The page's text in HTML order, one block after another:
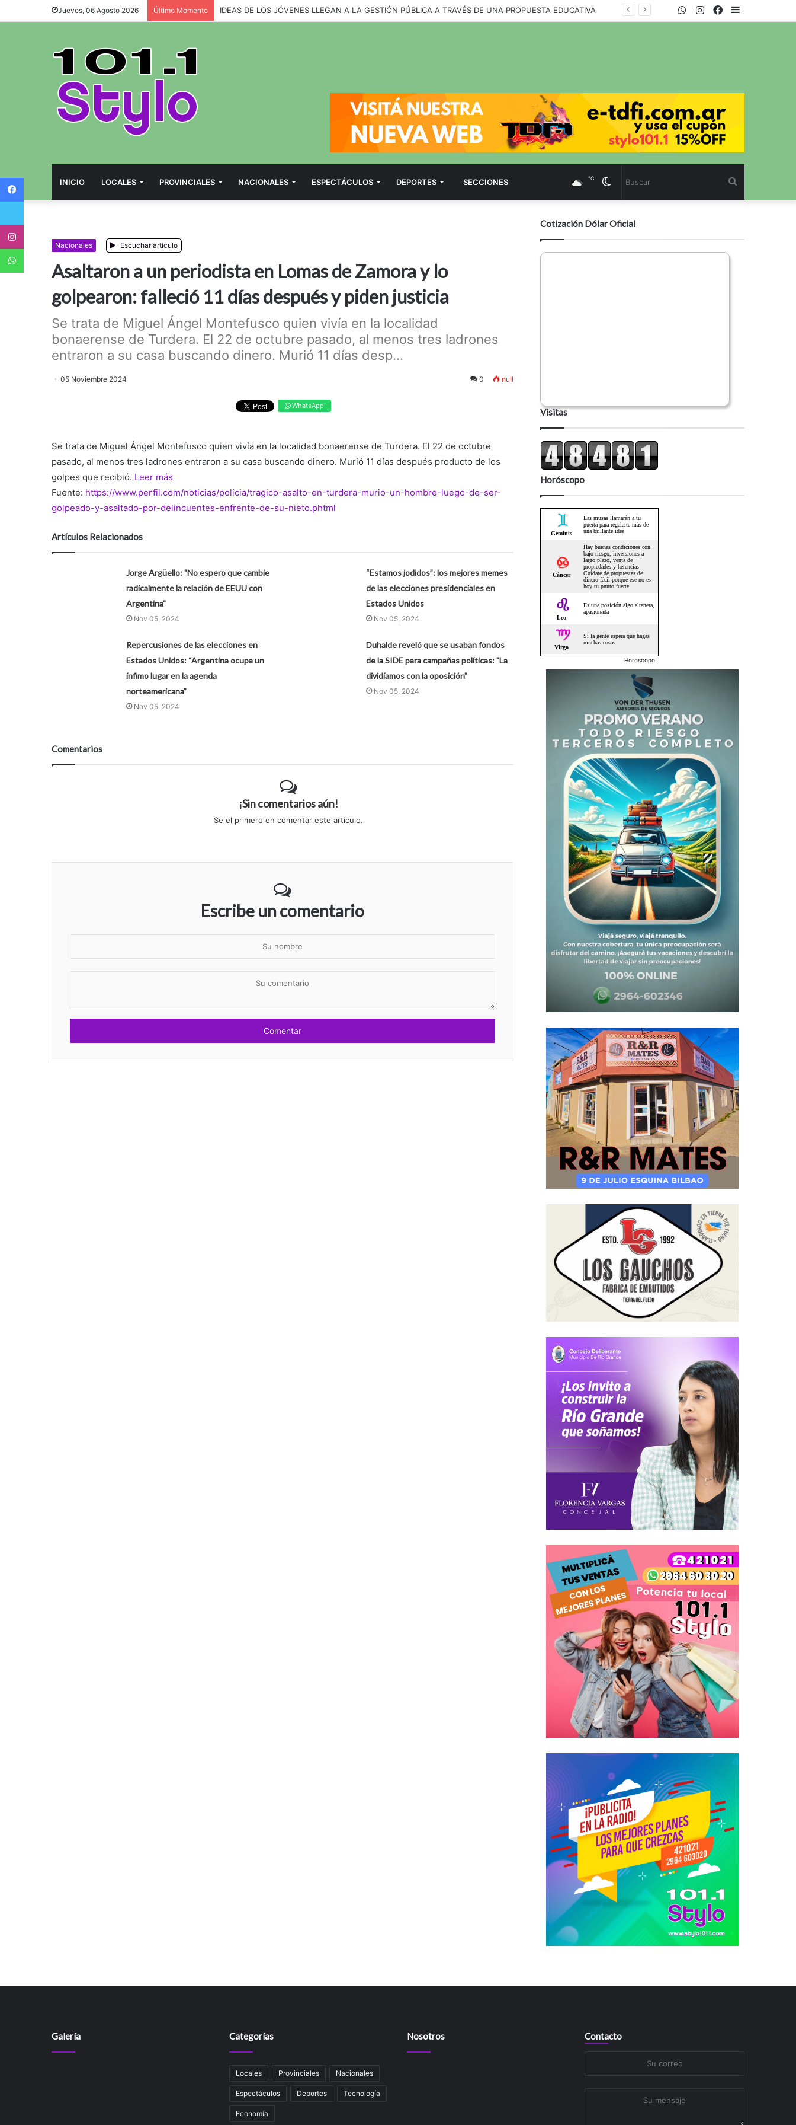
Jueves, 06 Agosto 2026 Último Momento IDEAS DE LOS JÓVENES LLEGAN A LA GESTIÓN PÚBLICA A TRAVÉS DE UNA PROPUESTA EDUCATIVA Facebook
Twitter
Instagram
WhatsApp
INICIO LOCALES PROVINCIALES NACIONALES ESPECTÁCULOS DEPORTES SECCIONES Cambiar
modo
℃
Nacionales Escuchar artículo
Asaltaron a un periodista en Lomas de Zamora y lo
golpearon: falleció 11 días después y piden justicia
Se trata de Miguel Ángel Montefusco quien vivía en la localidad
bonaerense de Turdera. El 22 de octubre pasado, al menos tres ladrones
entraron a su casa buscando dinero. Murió 11 días desp...
05 Noviembre 2024 0 null
WhatsApp
Se trata de Miguel Ángel Montefusco quien vivía en la localidad bonaerense de Turdera. El 22 de octubre
pasado, al menos tres ladrones entraron a su casa buscando dinero. Murió 11 días después producto de los
golpes que recibió. Leer más
Fuente: https://www.perfil.com/noticias/policia/tragico-asalto-en-turdera-murio-un-hombre-luego-de-ser-
golpeado-y-asaltado-por-delincuentes-enfrente-de-su-nieto.phtml
Artículos Relacionados
Jorge Argüello: "No espero que cambie
radicalmente la relación de EEUU con
Argentina"
Nov 05, 2024
“Estamos jodidos”: los mejores memes
de las elecciones presidenciales en
Estados Unidos
Nov 05, 2024
Repercusiones de las elecciones en
Estados Unidos: “Argentina ocupa un
ínfimo lugar en la agenda
norteamericana”
Nov 05, 2024
Duhalde reveló que se usaban fondos
de la SIDE para campañas políticas: "La
dividíamos con la oposición"
Nov 05, 2024
Comentarios
¡Sin comentarios aún!
Se el primero en comentar este artículo.
Escribe un comentario
t
Cotización Dólar Oficial
Visitas
Horóscopo
Horoscopo
Galería Categorías
Locales Provinciales Nacionales
Espectáculos Deportes Tecnología
Economía
Nosotros Contacto
Twitter
WhatsApp